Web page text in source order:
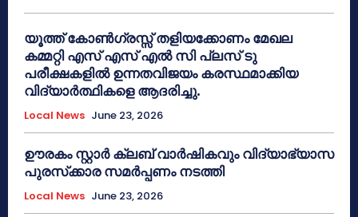
യൂത്ത് കോൺഗ്രസ്സ് തളിയക്കോണം മേഖല
കമ്മറ്റി എസ് എസ് എൽ സി പ്ലസ് ടു
പരീക്ഷകളിൽ ഉന്നതവിജയം കരസ്ഥമാക്കിയ
വിദ്യാർത്ഥികളെ ആദരിച്ചു.
Local News June 23, 2026
ഊരകം സ്റ്റാർ ക്ലബ് വാർഷികവും വിദ്യാഭ്യാസ
പുരസ്‌ക്കാര സമർപ്പണം നടത്തി
Local News June 23, 2026